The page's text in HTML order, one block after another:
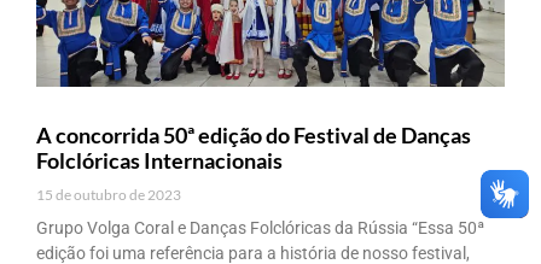
A concorrida 50ª edição do Festival de Danças
Folclóricas Internacionais
15 de outubro de 2023
Grupo Volga Coral e Danças Folclóricas da Rússia “Essa 50ª
edição foi uma referência para a história de nosso festival,